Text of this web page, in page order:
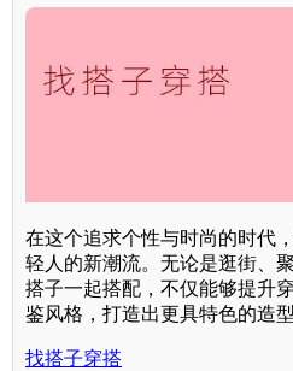
在这个追求个性与时尚的时代
轻人的新潮流。无论是逛街、
搭子一起搭配，不仅能够提升
鉴风格，打造出更具特色的造型
找搭子穿搭